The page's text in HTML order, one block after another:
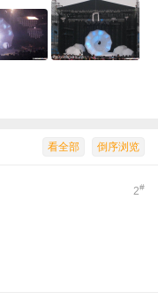
倒序浏览
看全部
2#